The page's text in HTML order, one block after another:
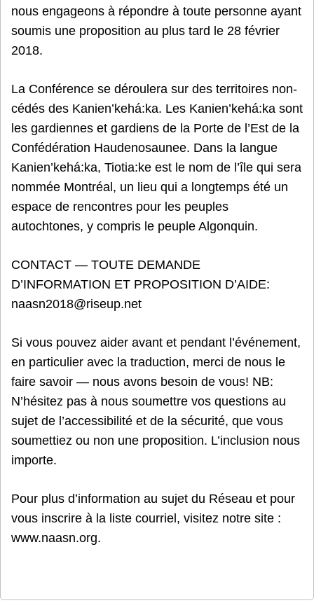
nous engageons à répondre à toute personne ayant
soumis une proposition au plus tard le 28 février
2018.
La Conférence se déroulera sur des territoires non-
cédés des Kanien’kehá:ka. Les Kanien’kehá:ka sont
les gardiennes et gardiens de la Porte de l’Est de la
Confédération Haudenosaunee. Dans la langue
Kanien’kehá:ka, Tiotia:ke est le nom de l’île qui sera
nommée Montréal, un lieu qui a longtemps été un
espace de rencontres pour les peuples
autochtones, y compris le peuple Algonquin.
CONTACT — TOUTE DEMANDE
D’INFORMATION ET PROPOSITION D’AIDE:
naasn2018@riseup.net
Si vous pouvez aider avant et pendant l’événement,
en particulier avec la traduction, merci de nous le
faire savoir — nous avons besoin de vous! NB:
N’hésitez pas à nous soumettre vos questions au
sujet de l’accessibilité et de la sécurité, que vous
soumettiez ou non une proposition. L’inclusion nous
importe.
Pour plus d’information au sujet du Réseau et pour
vous inscrire à la liste courriel, visitez notre site :
www.naasn.org.